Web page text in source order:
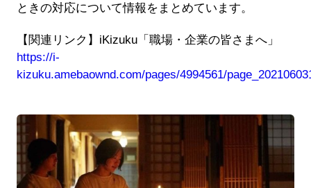
ときの対応について情報をまとめています。
【関連リンク】iKizuku「職場・企業の皆さまへ」
https://i-
kizuku.amebaownd.com/pages/4994561/